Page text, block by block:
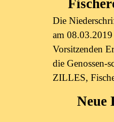
Die
am
Vorsitzenden
die Genossen-
ZILLES,
Neue